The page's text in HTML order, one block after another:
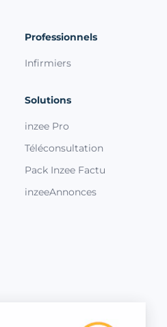
Professionnels
Infirmiers
Solutions
inzee Pro
Téléconsultation
Pack Inzee Factu
inzeeAnnonces